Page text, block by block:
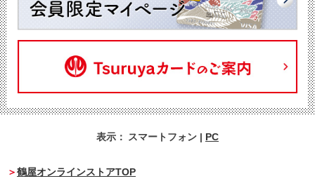
表示： スマートフォン | PC
鶴屋オンラインストアTOP